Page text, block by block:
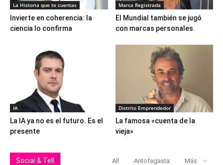
La Historia que te cuentas
Invierte en coherencia: la
ciencia lo confirma
Marca Registrada
El Mundial también se jugó
con marcas personales
IA
La IA ya no es el futuro. Es el
presente
Distrito Emprendedor
La famosa «cuenta de la
vieja»
Social & Tell All Antofagasta Más